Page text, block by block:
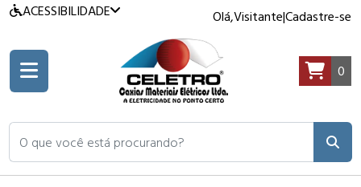
ACESSIBILIDADE Olá,Visitante|Cadastre-se
O que você está procurando?
0